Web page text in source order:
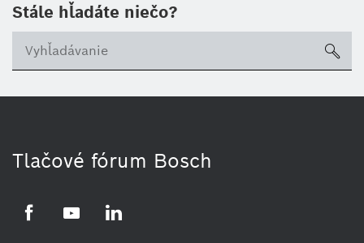
Stále hľadáte niečo?
Tlačové fórum Bosch